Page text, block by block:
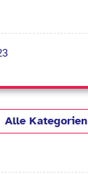
Alle Kategorien